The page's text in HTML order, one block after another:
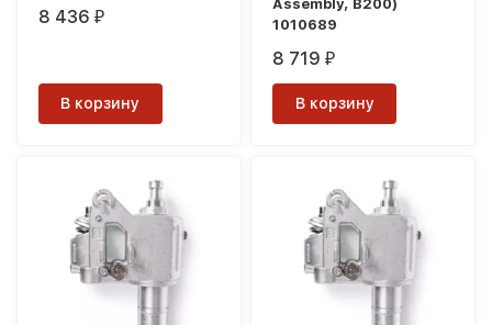
8 436₽
В корзину
Assembly, B200)
1010689
8 719₽
В корзину